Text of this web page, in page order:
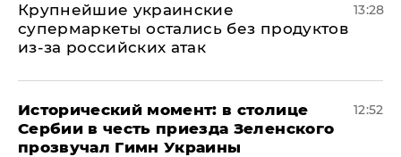
Крупнейшие украинские
супермаркеты остались без продуктов
из-за российских атак
13:28
Исторический момент: в столице
Сербии в честь приезда Зеленского
прозвучал Гимн Украины
12:52